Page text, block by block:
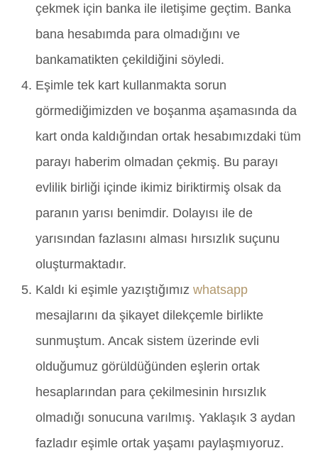
çekmek için banka ile iletişime geçtim. Banka
bana hesabımda para olmadığını ve
bankamatikten çekildiğini söyledi.
Eşimle tek kart kullanmakta sorun
görmediğimizden ve boşanma aşamasında da
kart onda kaldığından ortak hesabımızdaki tüm
parayı haberim olmadan çekmiş. Bu parayı
evlilik birliği içinde ikimiz biriktirmiş olsak da
paranın yarısı benimdir. Dolayısı ile de
yarısından fazlasını alması hırsızlık suçunu
oluşturmaktadır.
Kaldı ki eşimle yazıştığımız whatsapp
mesajlarını da şikayet dilekçemle birlikte
sunmuştum. Ancak sistem üzerinde evli
olduğumuz görüldüğünden eşlerin ortak
hesaplarından para çekilmesinin hırsızlık
olmadığı sonucuna varılmış. Yaklaşık 3 aydan
fazladır eşimle ortak yaşamı paylaşmıyoruz.